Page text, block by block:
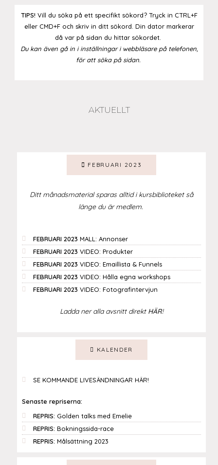
TIPS! Vill du söka på ett specifikt sökord? Tryck in CTRL+F
eller CMD+F och skriv in ditt sökord. Din dator markerar
då var på sidan du hittar sökordet.
Du kan även gå in i inställningar i webbläsare på telefonen,
för att söka på sidan.
AKTUELLT
FEBRUARI 2023
Ditt månadsmaterial sparas alltid i kursbiblioteket så
länge du är medlem.
FEBRUARI 2023 MALL: Annonser
FEBRUARI 2023 VIDEO: Produkter
FEBRUARI 2023 VIDEO: Emaillista & Funnels
FEBRUARI 2023 VIDEO: Hålla egna workshops
FEBRUARI 2023 VIDEO: Fotografintervjun
Ladda ner alla avsnitt direkt HÄR!
KALENDER
SE KOMMANDE LIVESÄNDNINGAR HÄR!
Senaste repriserna:
REPRIS: Golden talks med Emelie
REPRIS: Bokningssida-race
REPRIS: Målsättning 2023